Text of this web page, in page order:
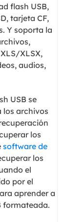
flash USB,
tarjeta CF,
Y soporta la
XLSX,
audios,
USB se
los archivos
los
software de
los
el
por el
aprender a
formateada.